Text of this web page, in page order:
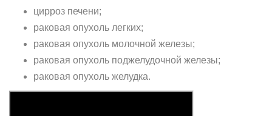
цирроз печени;
раковая опухоль легких;
раковая опухоль молочной железы;
раковая опухоль поджелудочной железы;
раковая опухоль желудка.